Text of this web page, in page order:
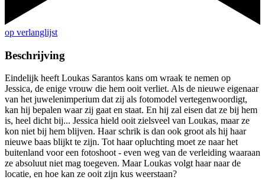
op verlanglijst
Beschrijving
Eindelijk heeft Loukas Sarantos kans om wraak te nemen op
Jessica, de enige vrouw die hem ooit verliet. Als de nieuwe eigenaar
van het juwelenimperium dat zij als fotomodel vertegenwoordigt,
kan hij bepalen waar zij gaat en staat. En hij zal eisen dat ze bij hem
is, heel dicht bij... Jessica hield ooit zielsveel van Loukas, maar ze
kon niet bij hem blijven. Haar schrik is dan ook groot als hij haar
nieuwe baas blijkt te zijn. Tot haar opluchting moet ze naar het
buitenland voor een fotoshoot - even weg van de verleiding waaraan
ze absoluut niet mag toegeven. Maar Loukas volgt haar naar de
locatie, en hoe kan ze ooit zijn kus weerstaan?